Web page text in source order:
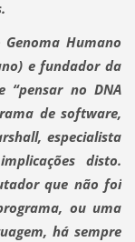
Humano
e fundador da
“pensar no DNA
de software,
especialista
disto.
que não foi
ou uma
há sempre